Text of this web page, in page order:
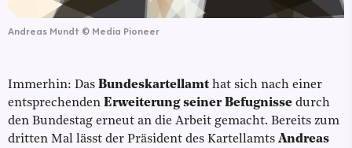
Andreas Mundt © Media Pioneer
Immerhin: Das Bundeskartellamt hat sich nach einer
entsprechenden Erweiterung seiner Befugnisse durch
den Bundestag erneut an die Arbeit gemacht. Bereits zum
dritten Mal lässt der Präsident des Kartellamts Andreas